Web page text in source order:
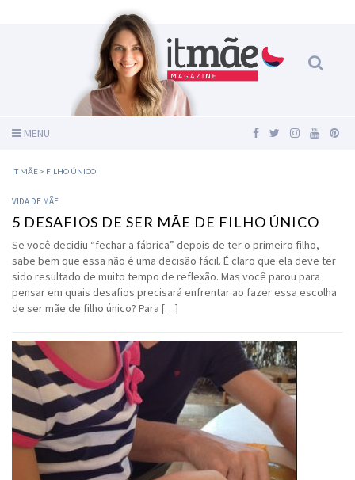
MENU
IT MÃE > FILHO ÚNICO
VIDA DE MÃE
5 DESAFIOS DE SER MÃE DE FILHO ÚNICO
Se você decidiu “fechar a fábrica” depois de ter o primeiro filho,
sabe bem que essa não é uma decisão fácil. É claro que ela deve ter
sido resultado de muito tempo de reflexão. Mas você parou para
pensar em quais desafios precisará enfrentar ao fazer essa escolha
de ser mãe de filho único? Para […]